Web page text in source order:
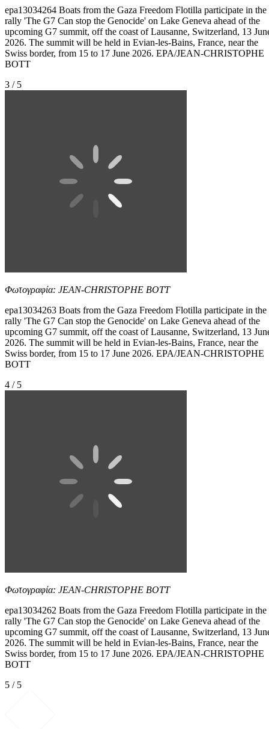
epa13034264 Boats from the Gaza Freedom Flotilla participate in the
rally 'The G7 Can stop the Genocide' on Lake Geneva ahead of the
upcoming G7 summit, off the coast of Lausanne, Switzerland, 13
2026. The summit will be held in Evian-les-Bains, France, near the
Swiss border, from 15 to 17 June 2026. EPA/JEAN-CHRISTOPHE
BOTT
3 / 5
Φωτογραφία: JEAN-CHRISTOPHE BOTT
epa13034263 Boats from the Gaza Freedom Flotilla participate in the
rally 'The G7 Can stop the Genocide' on Lake Geneva ahead of the
upcoming G7 summit, off the coast of Lausanne, Switzerland, 13
2026. The summit will be held in Evian-les-Bains, France, near the
Swiss border, from 15 to 17 June 2026. EPA/JEAN-CHRISTOPHE
BOTT
4 / 5
Φωτογραφία: JEAN-CHRISTOPHE BOTT
epa13034262 Boats from the Gaza Freedom Flotilla participate in the
rally 'The G7 Can stop the Genocide' on Lake Geneva ahead of the
upcoming G7 summit, off the coast of Lausanne, Switzerland, 13
2026. The summit will be held in Evian-les-Bains, France, near the
Swiss border, from 15 to 17 June 2026. EPA/JEAN-CHRISTOPHE
BOTT
5 / 5